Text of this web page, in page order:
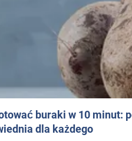
buraki w 10 minut:
dla każdego